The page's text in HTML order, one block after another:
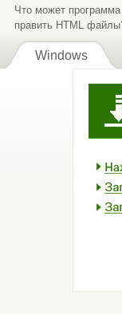
Что может
править HTML
Windows